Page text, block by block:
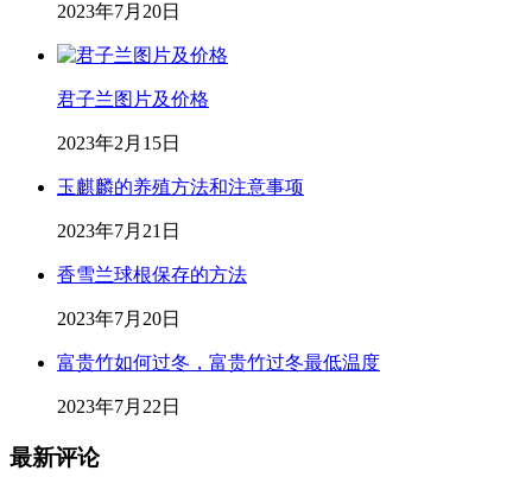
2023年7月20日
君子兰图片及价格
2023年2月15日
玉麒麟的养殖方法和注意事项
2023年7月21日
香雪兰球根保存的方法
2023年7月20日
富贵竹如何过冬，富贵竹过冬最低温度
2023年7月22日
最新评论